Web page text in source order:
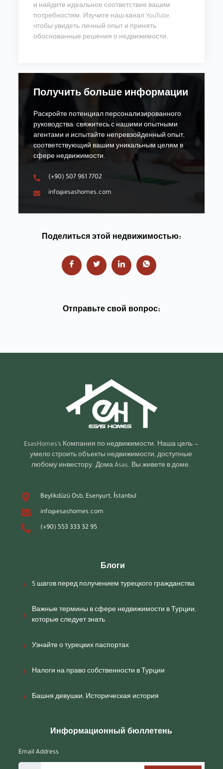
и найдите идеальное соответствие вашим
потребностям. Изучите наш канал YouTube,
чтобы увидеть личный опыт и принять
обоснованные решения о недвижимости.
Получить больше информации
Раскройте потенциал персонализированного
руководства: свяжитесь с нашими опытными
агентами и испытайте непревзойденный опыт,
соответствующий вашим уникальным целям в
сфере недвижимости.
(+90) 507 961 7702
info@esashomes.com
Поделиться этой недвижимостью:
Отправьте свой вопрос:
EsasHomes’s Компания по недвижимости. Наша цель —
умело строить объекты недвижимости, доступные
любому инвестору. Дома Asas. Вы живете в доме.
Beylikdüzü Osb, Esenyurt, İstanbul
info@esashomes.com
(+90) 553 333 32 95
Блоги
5 шагов перед получением турецкого гражданства
Важные термины в сфере недвижимости в Турции,
которые следует знать
Узнайте о турецких паспортах
Налоги на право собственности в Турции
Башня девушки, Историческая история
Информационный бюллетень
Email Address